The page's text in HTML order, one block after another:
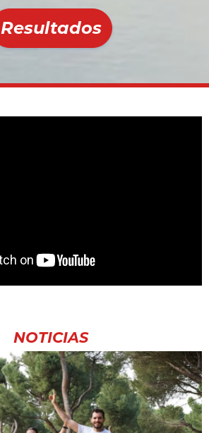
Resultados
NOTICIAS